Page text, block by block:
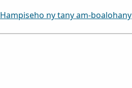
Hampiseho ny tany am-boalohany